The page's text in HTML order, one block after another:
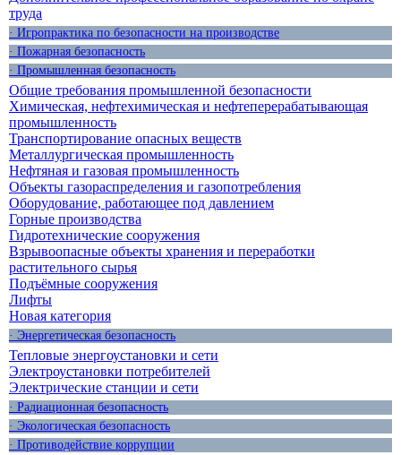
труда
· Игропрактика по безопасности на производстве
· Пожарная безопасность
· Промышленная безопасность
Общие требования промышленной безопасности
Химическая, нефтехимическая и нефтеперерабатывающая
промышленность
Транспортирование опасных веществ
Металлургическая промышленность
Нефтяная и газовая промышленность
Объекты газораспределения и газопотребления
Оборудование, работающее под давлением
Горные производства
Гидротехнические сооружения
Взрывоопасные объекты хранения и переработки
растительного сырья
Подъёмные сооружения
Лифты
Новая категория
· Энергетическая безопасность
Тепловые энергоустановки и сети
Электроустановки потребителей
Электрические станции и сети
· Радиационная безопасность
· Экологическая безопасность
· Противодействие коррупции